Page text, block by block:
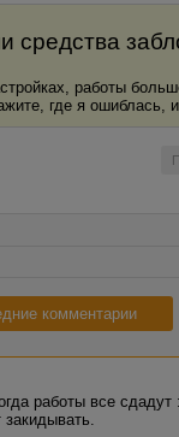
средства
работы
где я ошиблась,
комментарии
работы все